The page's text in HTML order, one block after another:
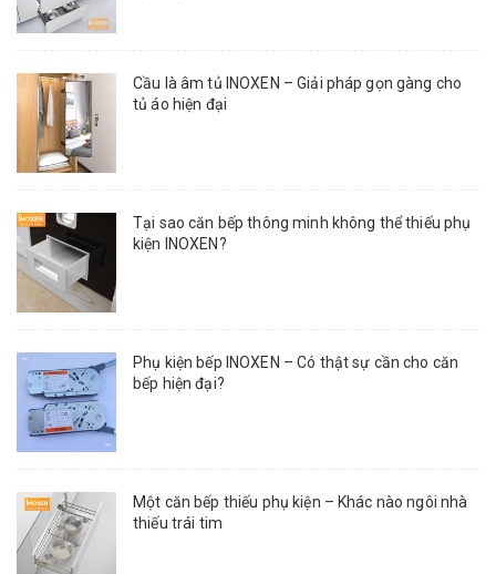
Cầu là âm tủ INOXEN – Giải pháp gọn gàng cho
tủ áo hiện đại
Tại sao căn bếp thông minh không thể thiếu phụ
kiện INOXEN?
Phụ kiện bếp INOXEN – Có thật sự cần cho căn
bếp hiện đại?
Một căn bếp thiếu phụ kiện – Khác nào ngôi nhà
thiếu trái tim